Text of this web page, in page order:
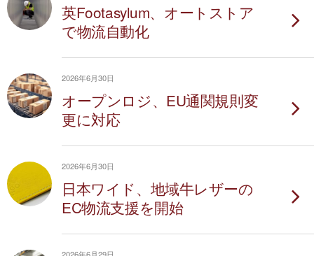
英Footasylum、オートストア
で物流自動化
2026年6月30日
オープンロジ、EU通関規則変
更に対応
2026年6月30日
日本ワイド、地域牛レザーの
EC物流支援を開始